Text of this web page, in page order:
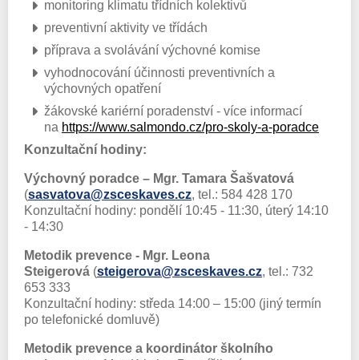
monitoring klimatu třídních kolektivů
preventivní aktivity ve třídách
příprava a svolávání výchovné komise
vyhodnocování účinnosti preventivních a
výchovných opatření
žákovské kariérní poradenství - více informací
na https://www.salmondo.cz/pro-skoly-a-poradce
Konzultační hodiny:
Výchovný poradce – Mgr. Tamara Šašvatová
(sasvatova@zsceskaves.cz, tel.: 584 428 170
Konzultační hodiny: pondělí 10:45 - 11:30, úterý 14:10
- 14:30
Metodik prevence - Mgr. Leona
Steigerová (steigerova@zsceskaves.cz, tel.: 732
653 333
Konzultační hodiny: středa 14:00 – 15:00 (jiný termín
po telefonické domluvě)
Metodik prevence a koordinátor školního